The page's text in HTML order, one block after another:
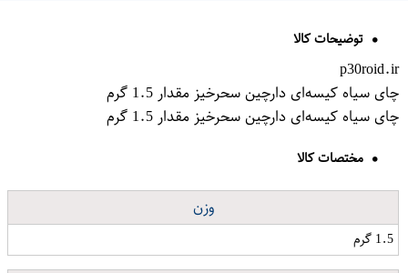
توضیحات کالا
p30roid.ir
چای سیاه کیسه‌ای دارچین سحرخیز مقدار 1.5 گرم
چای سیاه کیسه‌ای دارچین سحرخیز مقدار 1.5 گرم
مختصات کالا
وزن
1.5 گرم